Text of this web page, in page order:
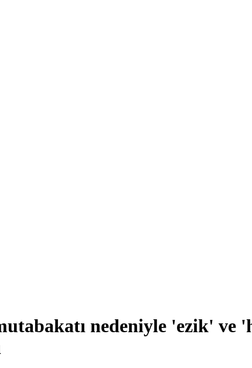
nedeniyle 'ezik' ve